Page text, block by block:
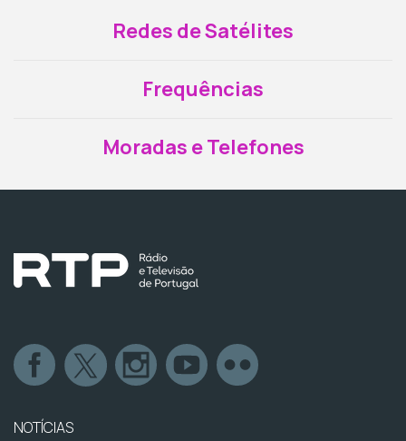
Redes de Satélites
Frequências
Moradas e Telefones
NOTÍCIAS